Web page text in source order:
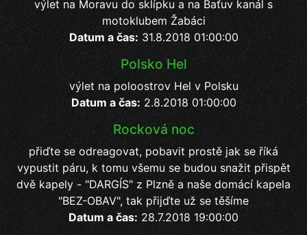
výlet na Moravu do sklípku a na Baťuv kanál s
motoklubem Žabáci
Datum a čas:31.8.2018 01:00:00
Polsko Hel
výlet na poloostrov Hel v Polsku
Datum a čas: 2.8.2018 01:00:00
Rocková noc
přiďte se odreagovat, pobavit prostě jak se říká
vypustit páru, k tomu všemu se budou snažit přispět
dvě kapely - "DARGÍS" z Plzně a naše domácí kapela
"BEZ-OBAV", tak přijďte už se těšíme
Datum a čas: 28.7.2018 19:00:00